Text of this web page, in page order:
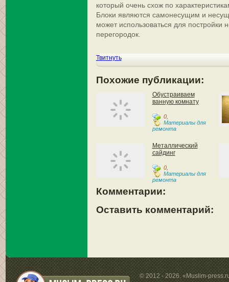
который очень схож по
Блоки являются самонесущим и
может использоваться для постройки
перегородок.
Твитнуть
Похожие публикации:
Обустраиваем
ванную комнату
0,
Материалы для
ремонта
Металлический
сайдинг
0,
Материалы для
ремонта
Комментарии:
Оставить комментарий:
© 2012 - 2026. «Muslim-